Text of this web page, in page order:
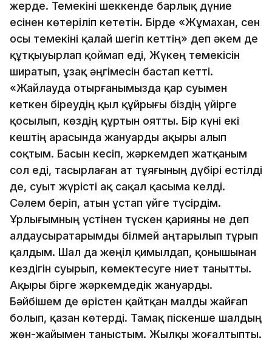
жерде. Темекіні шеккенде барлық дүние
есінен көтеріліп кететін. Бірде «Жұмахан, сен
осы темекіні қалай шегіп кеттің» деп әкем де
құтқыуырлап қоймап еді, Жүкең темекісін
ширатып, ұзақ әңгімесін бастап кетті.
«Жайлауда отырғанымызда қар суымен
кеткен біреудің қыл құйрығы біздің үйірге
қосылып, көздің құртын оятты. Бір күні екі
кештің арасында жануарды ақыры алып
соқтым. Басын кесіп, жәркемдеп жатқаным
сол еді, тасырлаған ат тұяғының дүбірі естілді
де, суыт жүрісті ақ сақал қасыма келді.
Сәлем беріп, атын ұстап үйге түсірдім.
Ұрлығымның үстінен түскен қарияны не деп
алдаусыратарымды білмей аңтарылып тұрып
қалдым. Шал да жеңіл қимылдап, қонышынан
кездігін суырып, көмектесуге ниет танытты.
Ақыры бірге жәркемдедік жануарды.
Бәйбішем де өрістен қайтқан малды жайғап
болып, қазан көтерді. Тамақ піскенше шалдың
жөн-жайымен таныстым. Жылқы жоғалтыпты.